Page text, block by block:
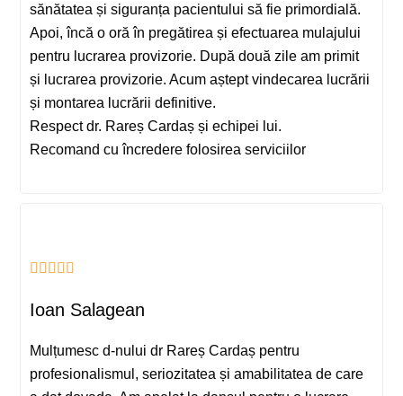
Mesaj WhatsApp
sănătatea și siguranța pacientului să fie primordială.
Apoi, încă o oră în pregătirea și efectuarea mulajului
pentru lucrarea provizorie. După două zile am primit
și lucrarea provizorie. Acum aștept vindecarea lucrării
și montarea lucrării definitive.
Respect dr. Rareș Cardaș și echipei lui.
Recomand cu încredere folosirea serviciilor
Ioan Salagean
Mulțumesc d-nului dr Rareș Cardaș pentru
profesionalismul, seriozitatea și amabilitatea de care